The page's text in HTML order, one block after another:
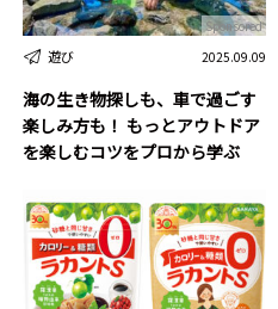
遊び 2025.09.09
海の生き物探しも、車で過ごす
楽しみ方も！ もっとアウトドア
を楽しむコツをプロから学ぶ
Sponsored